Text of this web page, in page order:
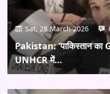
Sat, 28 March 2026
Pakistan: ‘पाकिस्तान का
UNHCR में…